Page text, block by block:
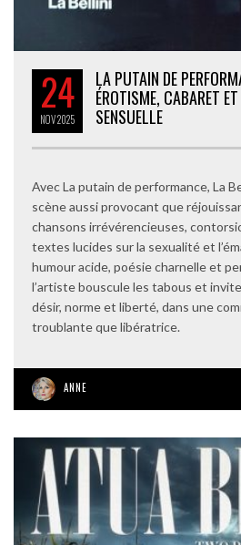
24
NOV2025
LA PUTAIN DE
ÉROTISME, CABARET
SENSUELLE
Avec La putain de performance, La
scène aussi provocant que
chansons irrévérencieuses,
textes lucides sur la sexualité et
humour acide, poésie charnelle et
l’artiste bouscule les tabous et
désir, norme et liberté, dans une
troublante que libératrice.
ANNE